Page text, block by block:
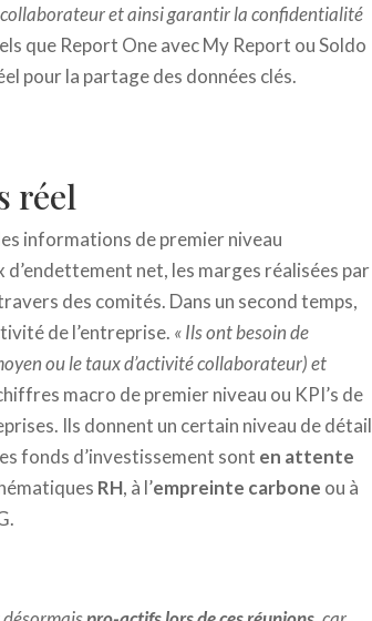
collaborateur et ainsi garantir la confidentialité
que Report One avec My Report ou Soldo
pour la partage des données clés.
réel
informations de premier niveau
net, les marges réalisées par
des comités. Dans un second temps,
de l’entreprise. « Ils ont besoin de
ou le taux d’activité collaborateur) et
macro de premier niveau ou KPI’s de
Ils donnent un certain niveau de détail
fonds d’investissement sont en attente
RH, à l’empreinte carbone ou à